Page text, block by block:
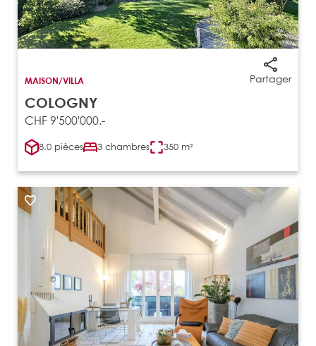
Partager
MAISON/VILLA
COLOGNY
CHF 9'500'000.-
8.0 pièces 3 chambres 350 m²